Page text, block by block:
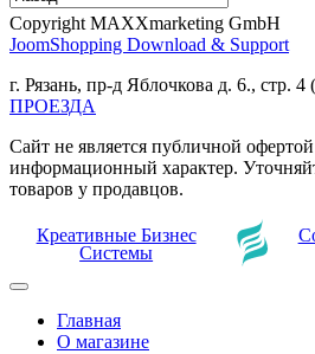
Copyright MAXXmarketing GmbH
JoomShopping Download & Support
г. Рязань, пр-д Яблочкова д. 6., стр.
ПРОЕЗДА
Сайт не является публичной
информационный характер.
товаров у продавцов.
Креативные Бизнес
Системы
Главная
О магазине